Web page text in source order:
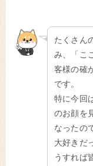
たくさん
み、「こ
客様の確
です。
特に今回
のお顔を
なったの
大好きだ
うすれば